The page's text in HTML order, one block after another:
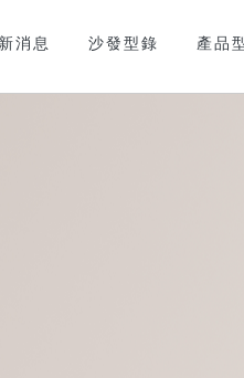
消息 沙發型錄 產品